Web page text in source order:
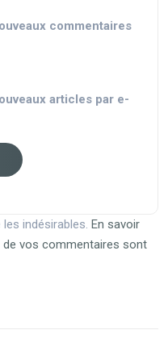
commentaires
articles par e-
indésirables. En savoir
vos commentaires sont